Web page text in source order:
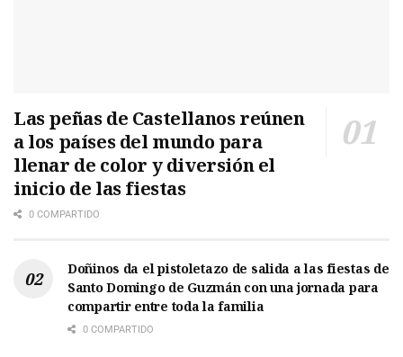
Las peñas de Castellanos reúnen
a los países del mundo para
llenar de color y diversión el
inicio de las fiestas
0 COMPARTIDO
Doñinos da el pistoletazo de salida a las fiestas de
Santo Domingo de Guzmán con una jornada para
compartir entre toda la familia
0 COMPARTIDO